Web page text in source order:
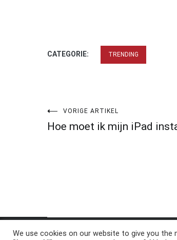
CATEGORIE: TRENDING
Bericht
navigatie
VORIGE ARTIKEL
Hoe moet ik mijn iPad
Copyright © 2026ElkAntwoord.com.
We use cookies on our website to give you the